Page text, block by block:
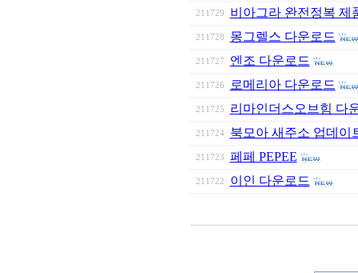
211729 비아그라 완전정복
211728 몽그렐스 다운로드
211727 엔조 다운로드
211726 로메리아 다운로드
211725 리마인더스오브힘 다
211724 북모아 새주소 업데
211723 페페 PEPEE
211722 이인 다운로드